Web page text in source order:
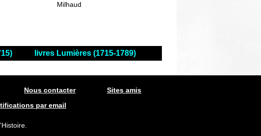
Milhaud
livres Lumières (1715-1789)
Nous contacter
Sites amis
par email